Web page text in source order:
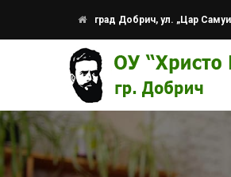
град Добрич, ул. „Цар